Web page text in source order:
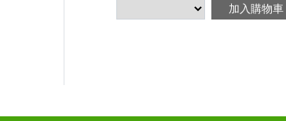
加入購物車